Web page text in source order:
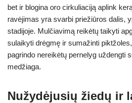
bet ir blogina oro cirkuliaciją aplink
ravėjimas yra svarbi priežiūros dalis,
stadijoje. Mulčiavimą reikėtų taikyti
sulaikyti drėgmę ir sumažinti
pagrindo nereikėtų pernelyg uždengti
medžiaga.
Nužydėjusių žiedų ir